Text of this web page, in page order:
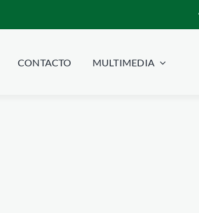
CONTACTO MULTIMEDIA